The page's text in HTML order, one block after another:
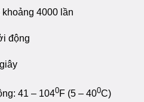
4000 lần
động
41 – 1040F (5 – 400C)